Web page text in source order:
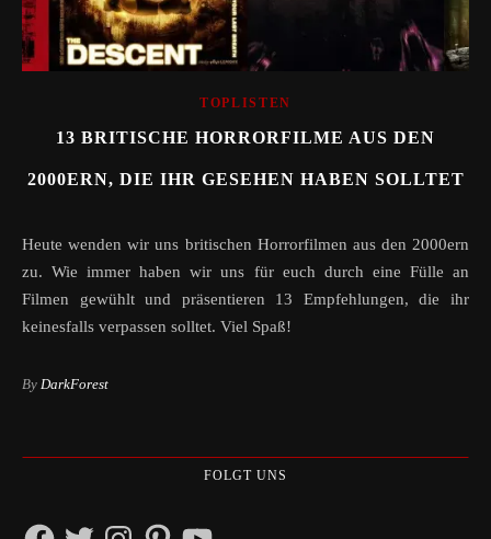
TOPLISTEN
13 BRITISCHE HORRORFILME AUS DEN
2000ERN, DIE IHR GESEHEN HABEN SOLLTET
Heute wenden wir uns britischen Horrorfilmen aus den 2000ern
zu. Wie immer haben wir uns für euch durch eine Fülle an
Filmen gewühlt und präsentieren 13 Empfehlungen, die ihr
keinesfalls verpassen solltet. Viel Spaß!
By DarkForest
FOLGT UNS
FacebookTwitterInstagramPinterestYouTube